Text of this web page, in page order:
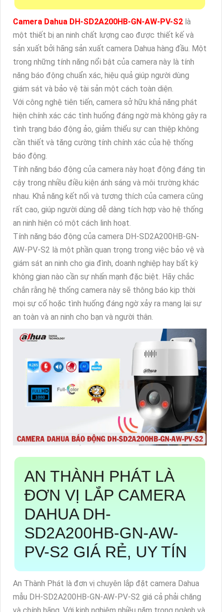
Camera Dahua DH-SD2A200HB-GN-AW-PV-S2 là
một thiết bị an ninh chất lượng cao được thiết kế và
sản xuất bởi hãng sản xuất camera Dahua hàng đầu. Một
trong những tính năng nổi bật của camera này là tính
năng báo động chuẩn xác, hiệu quả giúp người dùng
giám sát và bảo vệ tài sản một cách toàn diện.
Với công nghệ tiên tiến, camera sở hữu khả năng phát
hiện chính xác các tình huống đáng ngờ mà không gây ra
tình trạng báo động ảo, giảm thiểu sự can thiệp không
cần thiết và tăng cường tính chính xác của hệ thống
báo động.
Tính năng báo động của camera này hoạt động đáng tin
cậy trong nhiều điều kiện ánh sáng và môi trường khác
nhau. Khả năng kết nối và tương thích của camera cũng
rất cao, giúp người dùng dễ dàng tích hợp vào hệ thống
an ninh hiện có một cách linh hoạt.
Tính năng báo động của camera DH-SD2A200HB-GN-
AW-PV-S2 là một phần quan trọng trong việc bảo vệ và
giám sát an ninh cho gia đình, doanh nghiệp hay bất kỳ
không gian nào cần sự nhấn mạnh đặc biệt. Hãy chắc
chắn rằng hệ thống camera này sẽ thông báo kịp thời
mọi sự cố hoặc tình huống đáng ngờ xảy ra mang lại sự
an toàn và an ninh cho bạn và người thân.
AN THÀNH PHÁT LÀ
ĐƠN VỊ LẮP CAMERA
DAHUA DH-
SD2A200HB-GN-AW-
PV-S2 GIÁ RẺ, UY TÍN
An Thành Phát là đơn vị chuyên lắp đặt camera Dahua
mẫu DH-SD2A200HB-GN-AW-PV-S2 giá cả phải chăng